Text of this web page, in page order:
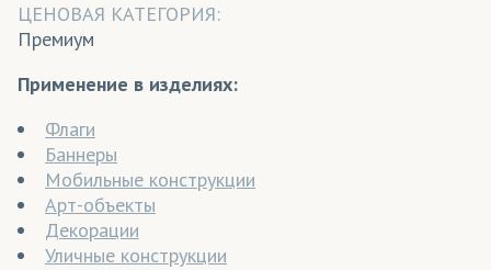
ЦЕНОВАЯ КАТЕГОРИЯ:
Премиум
Применение в изделиях:
Флаги
Баннеры
Мобильные конструкции
Арт-объекты
Декорации
Уличные конструкции